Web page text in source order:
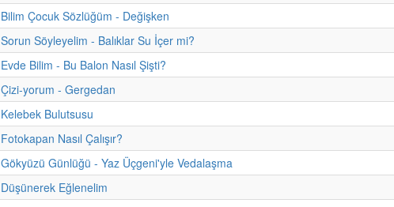
Bilim Çocuk Sözlüğüm - Değişken
Sorun Söyleyelim - Balıklar Su İçer mi?
Evde Bilim - Bu Balon Nasıl Şişti?
Çizi-yorum - Gergedan
Kelebek Bulutsusu
Fotokapan Nasıl Çalışır?
Gökyüzü Günlüğü - Yaz Üçgeni'yle Vedalaşma
Düşünerek Eğlenelim